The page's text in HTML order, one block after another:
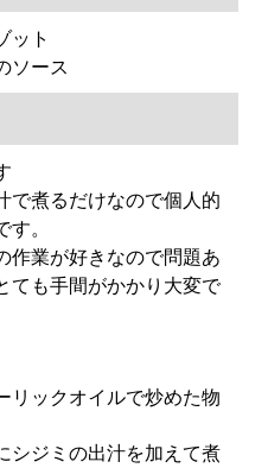
ット⁡
ソース⁡
で煮るだけなので個人的
。⁡
作業が好きなので問題あ
ても手間がかかり大変で
リックオイルで炒めた物⁡
シジミの出汁を加えて煮